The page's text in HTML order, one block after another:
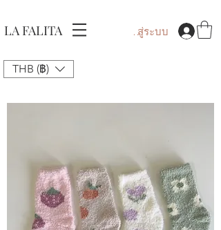
LA FALITA
THB (฿)
เข้าสู่ระบบ